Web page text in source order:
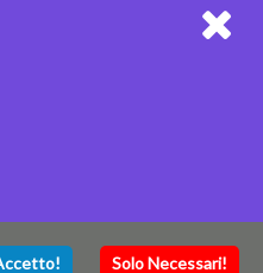
Solo Necessari!